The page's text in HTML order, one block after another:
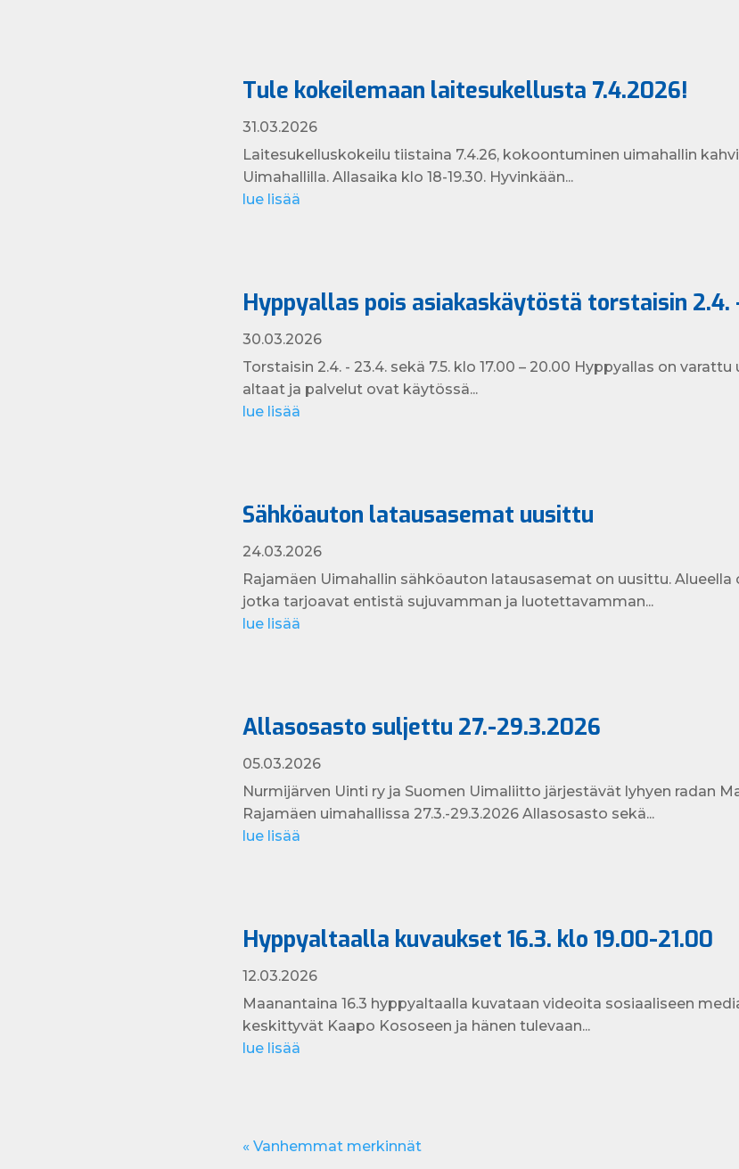
Tule kokeilemaan laitesukellusta 7.4.2026!
31.03.2026
Laitesukelluskokeilu tiistaina 7.4.26, kokoontuminen uimahallin
Uimahallilla. Allasaika klo 18-19.30. Hyvinkään...
lue lisää
Hyppyallas pois asiakaskäytöstä torstaisin 2.4.
30.03.2026
Torstaisin 2.4. - 23.4. sekä 7.5. klo 17.00 – 20.00 Hyppyallas on
altaat ja palvelut ovat käytössä...
lue lisää
Sähköauton latausasemat uusittu
24.03.2026
Rajamäen Uimahallin sähköauton latausasemat on uusittu. Alueella
jotka tarjoavat entistä sujuvamman ja luotettavamman...
lue lisää
Allasosasto suljettu 27.-29.3.2026
05.03.2026
Nurmijärven Uinti ry ja Suomen Uimaliitto järjestävät lyhyen radan
Rajamäen uimahallissa 27.3.-29.3.2026 Allasosasto sekä...
lue lisää
Hyppyaltaalla kuvaukset 16.3. klo 19.00-21.00
12.03.2026
Maanantaina 16.3 hyppyaltaalla kuvataan videoita sosiaaliseen
keskittyvät Kaapo Kososeen ja hänen tulevaan...
lue lisää
« Vanhemmat merkinnät